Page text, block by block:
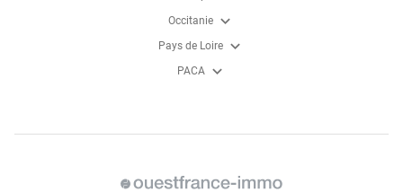
Occitanie expand_more
Pays de Loire expand_more
PACA expand_more